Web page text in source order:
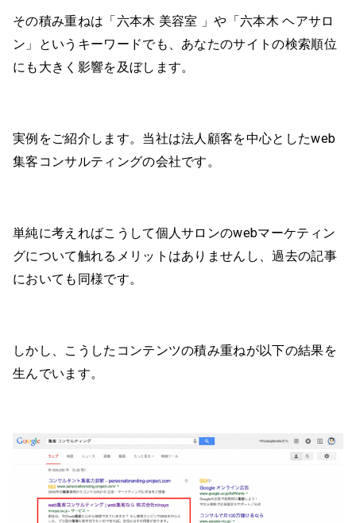
その積み重ねは「六本木 美容室 」や「六本木 ヘアサロ
ン」というキーワードでも、あなたのサイトの検索順位
にも大きく影響を及ぼします。
実例をご紹介します。当社は法人顧客を中心としたweb
集客コンサルティングの会社です。
単純に考えればこうして個人サロンのwebマーケティン
グについて触れるメリットはありませんし、過去の記事
においても同様です。
しかし、こうしたコンテンツの積み重ねが以下の結果を
生んでいます。